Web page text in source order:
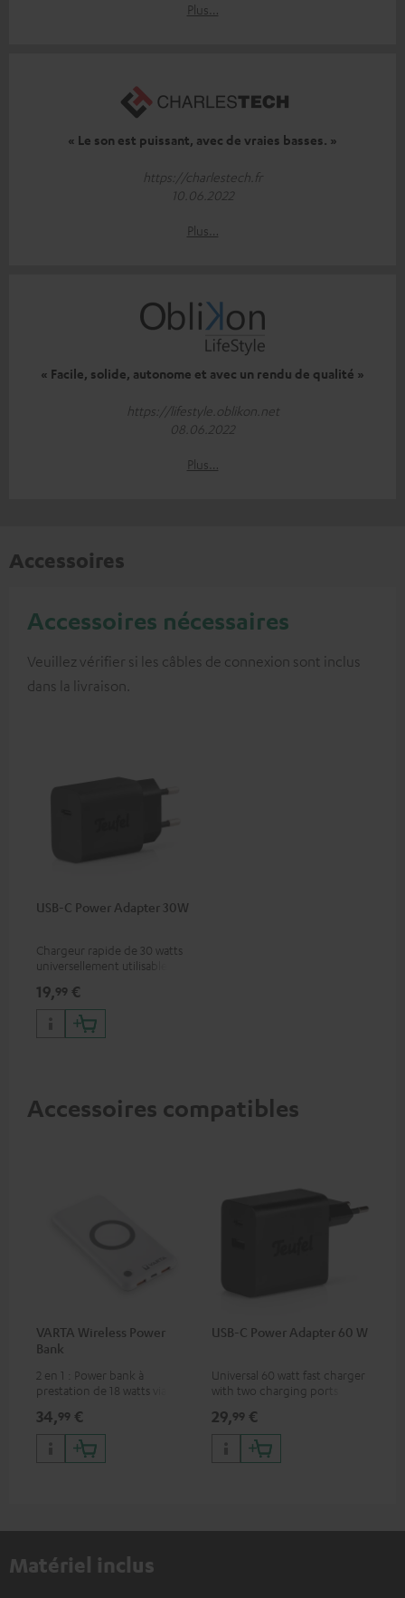
Plus…
« Le son est puissant, avec de vraies basses. »
https://charlestech.fr
10.06.2022
Plus…
« Facile, solide, autonome et avec un rendu de qualité »
https://lifestyle.oblikon.net
08.06.2022
Plus…
Accessoires
Accessoires nécessaires
Veuillez vérifier si les câbles de connexion sont inclus
dans la livraison.
USB-C Power Adapter 30W
Chargeur rapide de 30 watts
universellement utilisable
portables, ainsi que pour
iPhones Apple, smartphones
Android, tablettes et
appareils avec port USB-C
19,99 €
Accessoires compatibles
VARTA Wireless Power
Bank
2 en 1 : Power bank à
prestation de 18 watts via USB
jusqu’à 10 watts
34,99 €
USB-C Power Adapter 60 W
Universal 60 watt fast charger
with two charging ports
watts) for headphones &
portables as well as laptops
and additional devices with
up to 60 watts of power and
29,99 €
Matériel inclus